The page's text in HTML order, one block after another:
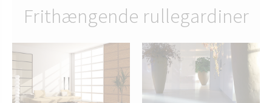
Frithængende rullegardiner